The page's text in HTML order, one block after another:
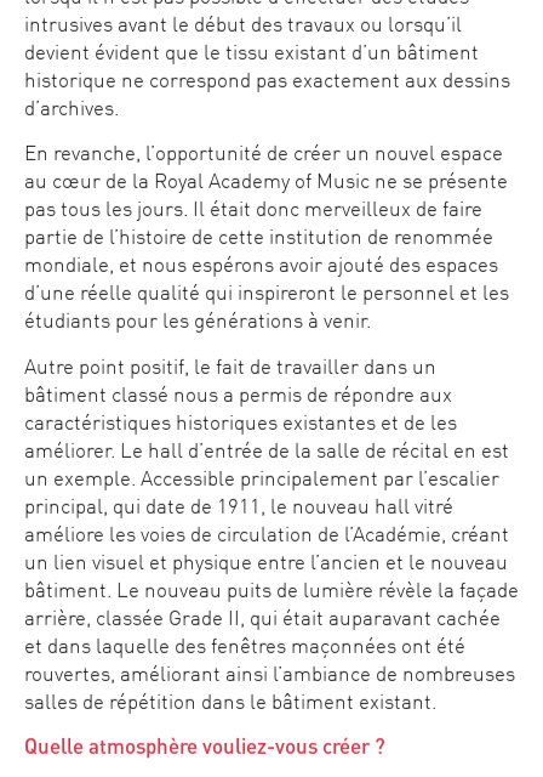
intrusives avant le début des travaux ou lorsqu’il
devient évident que le tissu existant d’un bâtiment
historique ne correspond pas exactement aux dessins
d’archives.
En revanche, l’opportunité de créer un nouvel espace
au cœur de la Royal Academy of Music ne se présente
pas tous les jours. Il était donc merveilleux de faire
partie de l’histoire de cette institution de renommée
mondiale, et nous espérons avoir ajouté des espaces
d’une réelle qualité qui inspireront le personnel et les
étudiants pour les générations à venir.
Autre point positif, le fait de travailler dans un
bâtiment classé nous a permis de répondre aux
caractéristiques historiques existantes et de les
améliorer. Le hall d’entrée de la salle de récital en est
un exemple. Accessible principalement par l’escalier
principal, qui date de 1911, le nouveau hall vitré
améliore les voies de circulation de l’Académie, créant
un lien visuel et physique entre l’ancien et le nouveau
bâtiment. Le nouveau puits de lumière révèle la façade
arrière, classée Grade II, qui était auparavant cachée
et dans laquelle des fenêtres maçonnées ont été
rouvertes, améliorant ainsi l’ambiance de nombreuses
salles de répétition dans le bâtiment existant.
Quelle atmosphère vouliez-vous créer ?